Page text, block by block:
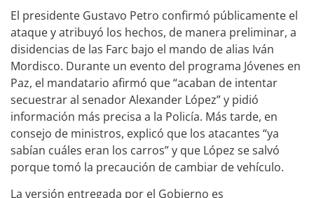
El presidente Gustavo Petro confirmó públicamente el
ataque y atribuyó los hechos, de manera preliminar, a
disidencias de las Farc bajo el mando de alias Iván
Mordisco. Durante un evento del programa Jóvenes en
Paz, el mandatario afirmó que “acaban de intentar
secuestrar al senador Alexander López” y pidió
información más precisa a la Policía. Más tarde, en
consejo de ministros, explicó que los atacantes “ya
sabían cuáles eran los carros” y que López se salvó
porque tomó la precaución de cambiar de vehículo.
La versión entregada por el Gobierno es